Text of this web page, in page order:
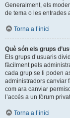
Generalment, els
de tema o les entrades
Torna a l’inici
Què són els grups
Els grups d’usuaris
fàcilment pels
cada grup se li poden
administradors canviar
com ara canviar
l’accés a un fòrum
Torna a l’inici